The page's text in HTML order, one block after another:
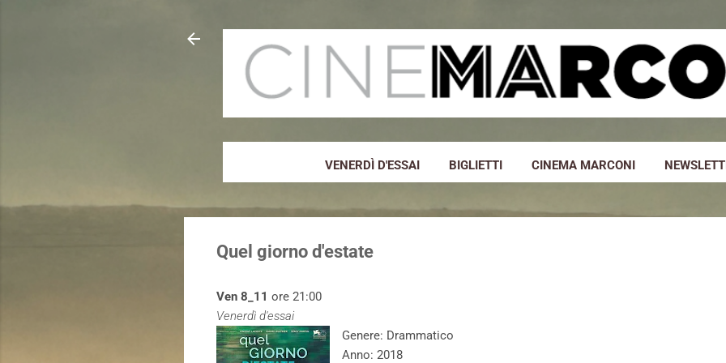
VENERDÌ D'ESSAI BIGLIETTI CINEMA MARCONI
Quel giorno d'estate
Ven 8_11 ore 21:00
Venerdì d'essai
Genere: Drammatico
Anno: 2018